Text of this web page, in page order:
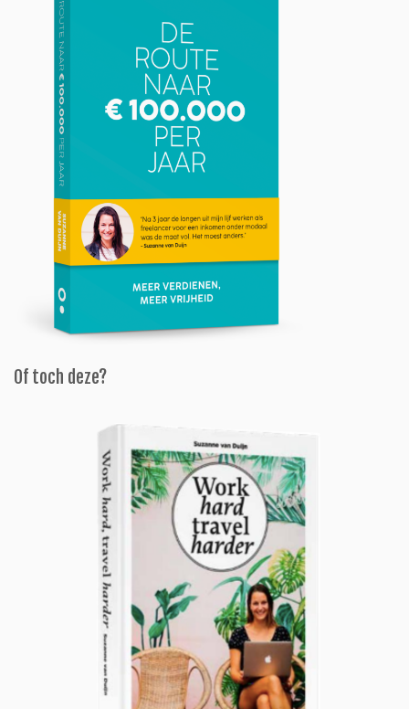
Of toch deze?